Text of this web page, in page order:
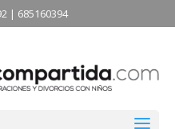
| 685160394